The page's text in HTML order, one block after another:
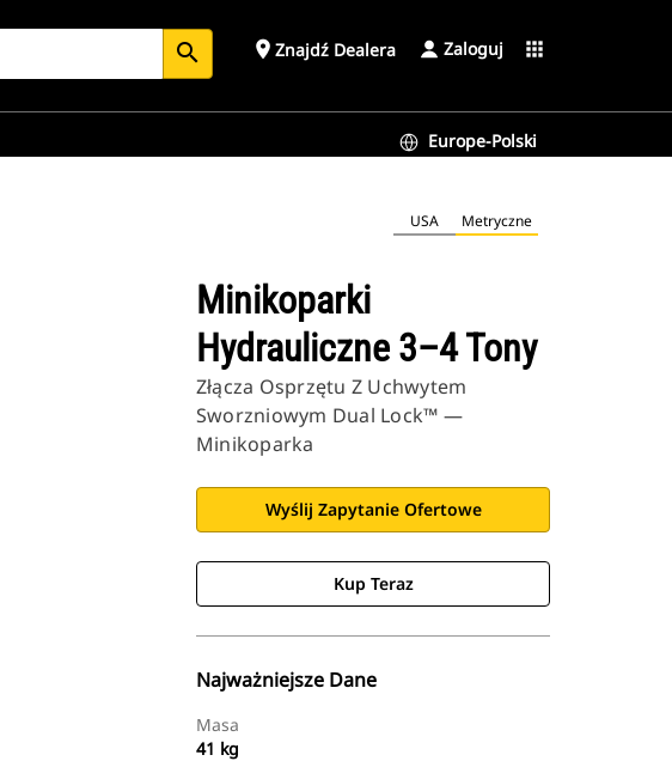
search place Znajdź Dealera Zaloguj apps
Europe-Polski
USA Metryczne
Minikoparki
Hydrauliczne 3–4 Tony
Złącza Osprzętu Z Uchwytem
Sworzniowym Dual Lock™ —
Minikoparka
Wyślij Zapytanie Ofertowe
Kup Teraz
Najważniejsze Dane
Masa
41 kg